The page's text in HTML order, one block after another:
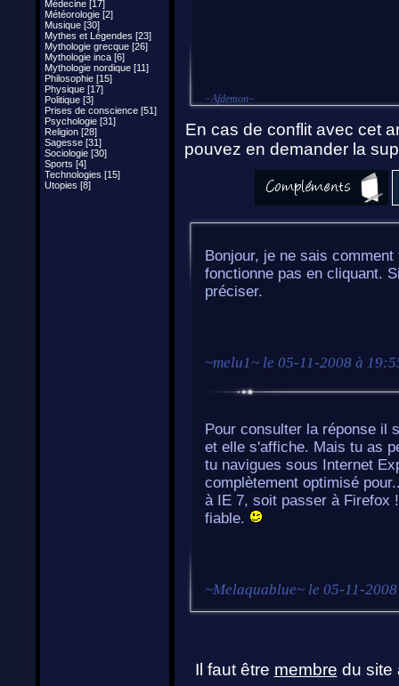
Médecine [17]
Météorologie [2]
Musique [30]
Mythes et Légendes [23]
Mythologie grecque [26]
Mythologie inca [6]
Mythologie nordique [11]
Philosophie [15]
Physique [17]
Politique [3]
Prises de conscience [51]
Psychologie [31]
Religion [28]
Sagesse [31]
Sociologie [30]
Sports [4]
Technologies [15]
Utopies [8]
~Afdemon~
En cas de conflit avec cet
pouvez en demander la
Bonjour, je ne sais
fonctionne pas en cliquant.
préciser.
~melu1~ le 05-11-2008 à
Pour consulter la réponse il
et elle s'affiche. Mais tu as
tu navigues sous Internet
complètement optimisé
à IE 7, soit passer à Firefox
fiable.
~Melaquablue~ le 05-11-
Il faut être membre du site